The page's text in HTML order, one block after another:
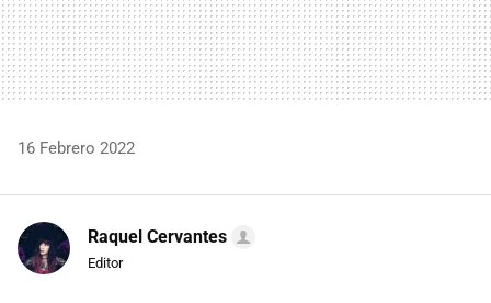
16 Febrero 2022
Raquel Cervantes
Editor